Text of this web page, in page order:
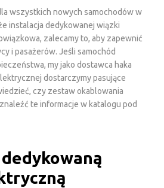
wszystkich nowych samochodów w
instalacja dedykowanej wiązki
zalecamy to, aby zapewnić
i pasażerów. Jeśli samochód
my jako dostawca haka
dostarczymy pasujące
czy zestaw okablowania
te informacje w katalogu pod